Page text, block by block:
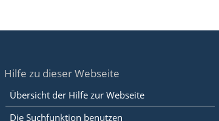
Hilfe zu dieser Webseite
Übersicht der Hilfe zur Webseite
Die Suchfunktion benutzen